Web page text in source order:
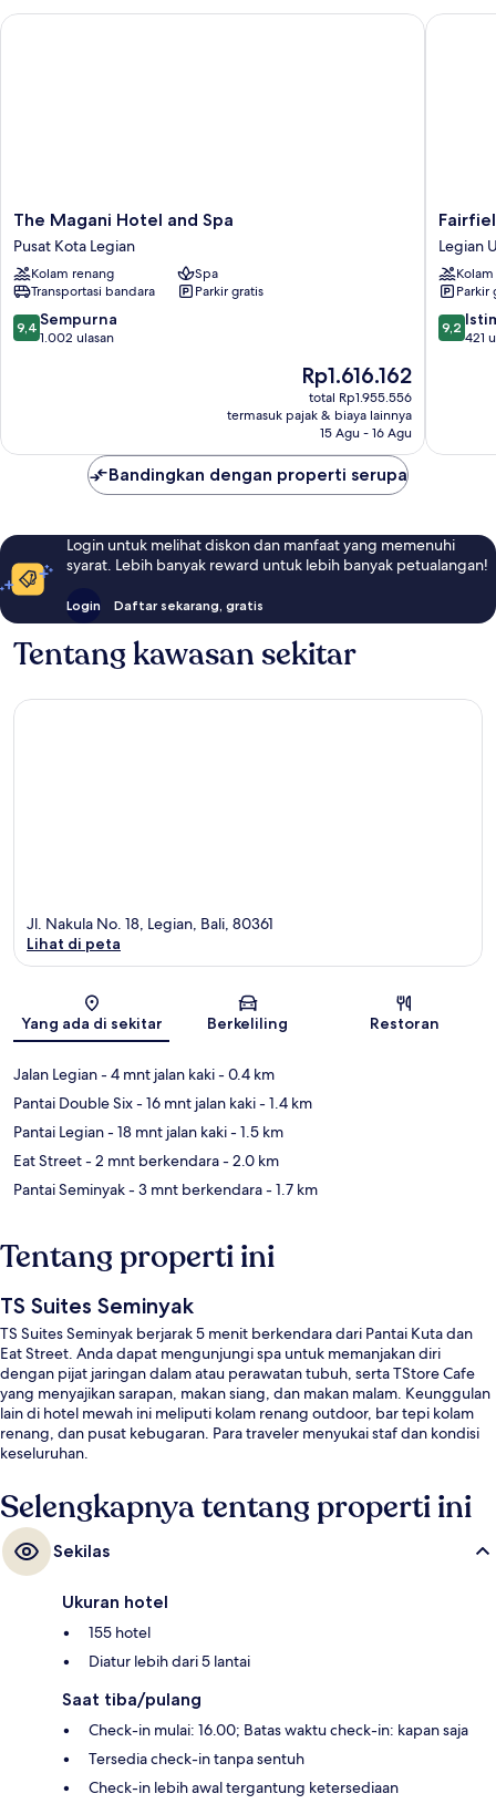
The
Magani
Hotel
and
Spa
Pusat
Kota
The Magani Hotel and Spa
Pusat Kota Legian
Kolam renang
Spa
Transportasi bandara
Parkir gratis
9.4
dari
9,4 Sempurna
1.002 ulasan
Harga
sekarang
Rp1.616.162
Rp1.616.162
total Rp1.955.556
termasuk pajak & biaya lainnya
15 Agu - 16 Agu
The Magani Hotel and Spa
Fairfield
By
Marriott
Bali
Legian
Legian
Utara
Legian
Parkir
9.2
dari
9,2
421
Fairfield
Bandingkan dengan properti serupa
Login untuk melihat diskon dan manfaat yang memenuhi
syarat. Lebih banyak reward untuk lebih banyak petualangan!
Login Daftar sekarang, gratis
Tentang kawasan sekitar
Peta
Jl. Nakula No. 18, Legian, Bali, 80361
Lihat di peta
Yang ada di sekitar Berkeliling Restoran
Jalan Legian- 4 mnt jalan kaki- 0.4 km
Pantai Double Six- 16 mnt jalan kaki- 1.4 km
Pantai Legian- 18 mnt jalan kaki- 1.5 km
Eat Street- 2 mnt berkendara- 2.0 km
Pantai Seminyak- 3 mnt berkendara- 1.7 km
Tentang properti ini
TS Suites Seminyak
TS Suites Seminyak berjarak 5 menit berkendara dari Pantai Kuta dan
Eat Street. Anda dapat mengunjungi spa untuk memanjakan diri
dengan pijat jaringan dalam atau perawatan tubuh, serta TStore Cafe
yang menyajikan sarapan, makan siang, dan makan malam. Keunggulan
lain di hotel mewah ini meliputi kolam renang outdoor, bar tepi kolam
renang, dan pusat kebugaran. Para traveler menyukai staf dan kondisi
keseluruhan.
Selengkapnya tentang properti ini
Sekilas
Ukuran hotel
155 hotel
Diatur lebih dari 5 lantai
Saat tiba/pulang
Check-in mulai: 16.00; Batas waktu check-in: kapan saja
Tersedia check-in tanpa sentuh
Check-in lebih awal tergantung ketersediaan